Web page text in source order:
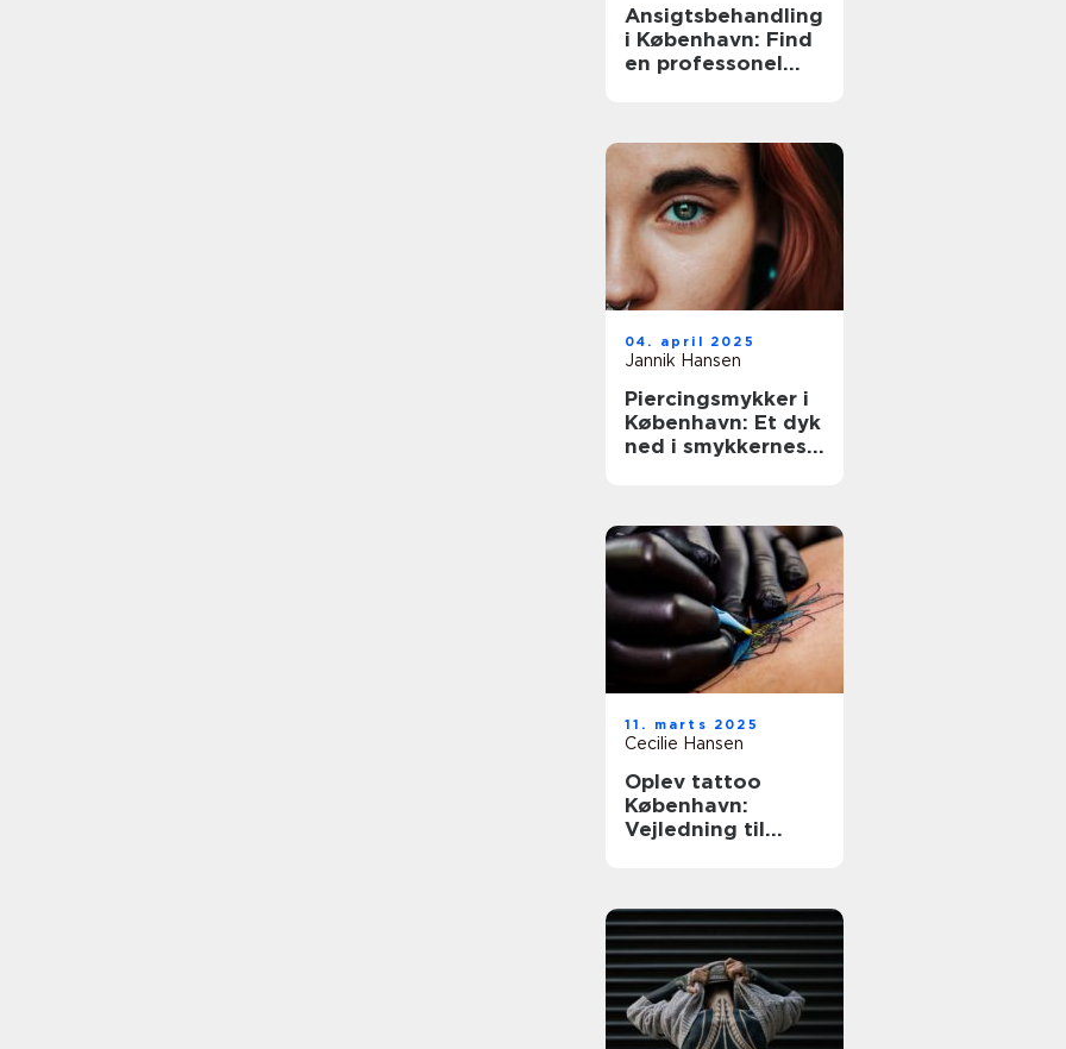
Ansigtsbehandling
i København: Find
en professonel
04. april 2025
Jannik Hansen
Piercingsmykker i
København: Et dyk
ned i smykkernes
11. marts 2025
Cecilie Hansen
Oplev tattoo
København:
Vejledning til